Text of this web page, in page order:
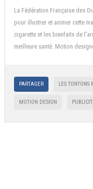
La Fédération Française des
pour illustrer et animer cette
cigarette et les bienfaits de
meilleure santé. Motion
PARTAGER LES TONTONS
MOTION DESIGN